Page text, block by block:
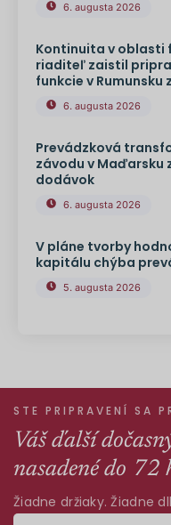
6. augusta 2026
Kontinuita v oblasti
riaditeľ zaistil
funkcie v Rumunsku
6. augusta 2026
Prevádzková
závodu v Maďarsku
dodávok
6. augusta 2026
V pláne tvorby
kapitálu chýba
5. augusta 2026
STE PRIPRAVENÍ SA
Váš ďalší
nasadené do 72
Žiadne držiaky. Žiadne